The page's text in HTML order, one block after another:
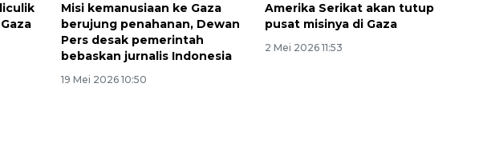
Misi kemanusiaan ke Gaza
berujung penahanan, Dewan
Pers desak pemerintah
bebaskan jurnalis Indonesia
19 Mei 2026 10:50
Amerika Serikat akan tutup
pusat misinya di Gaza
2 Mei 2026 11:53